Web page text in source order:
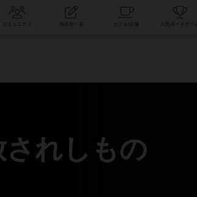
コミュニティ
れしもの